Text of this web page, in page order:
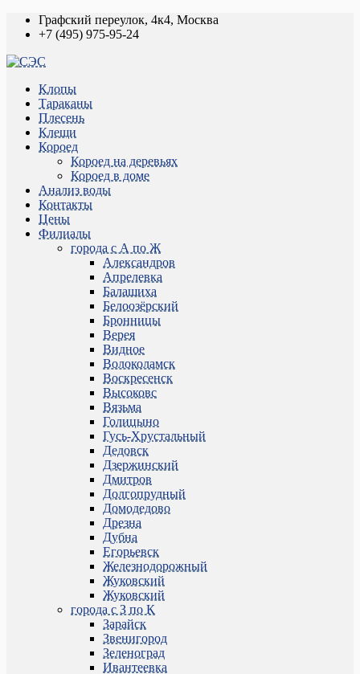
Графский переулок, 4к4, Москва
+7 (495) 975-95-24
Клопы
Тараканы
Плесень
Клещи
Короед
Короед на деревьях
Короед в доме
Анализ воды
Контакты
Цены
Филиалы
города с А по Ж
Александров
Апрелевка
Балашиха
Белоозёрский
Бронницы
Верея
Видное
Волоколамск
Воскресенск
Высоковс
Вязьма
Голицыно
Гусь-Хрустальный
Дедовск
Дзержинский
Дмитров
Долгопрудный
Домодедово
Дрезна
Дубна
Егорьевск
Железнодорожный
Жуковский
Жуковский
города с З по К
Зарайск
Звенигород
Зеленоград
Ивантеевка